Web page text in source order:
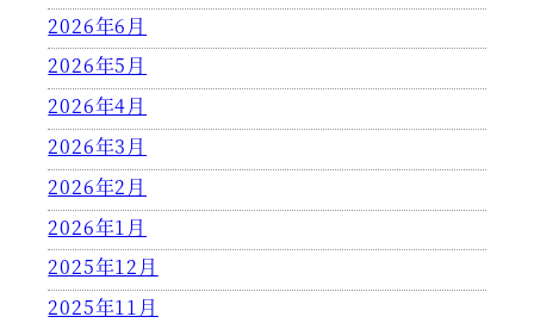
2026年6月
2026年5月
2026年4月
2026年3月
2026年2月
2026年1月
2025年12月
2025年11月